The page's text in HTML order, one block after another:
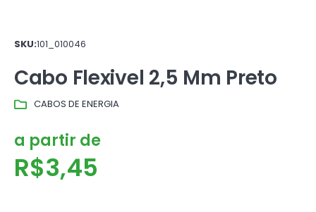
SKU:101_010046
Cabo Flexivel 2,5 Mm Preto
CABOS DE ENERGIA
a partir de
R$3,45